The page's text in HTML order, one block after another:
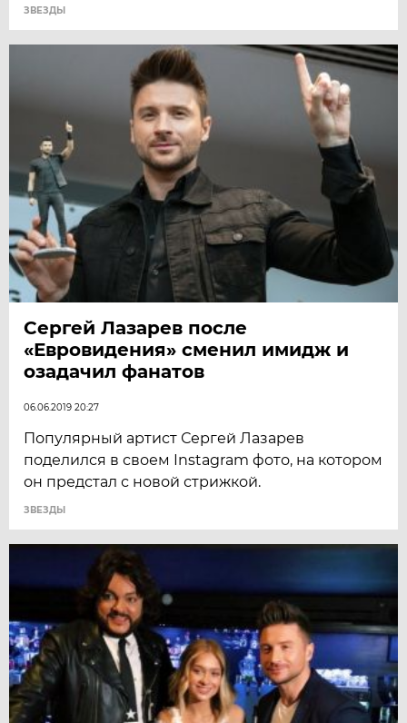
ЗВЕЗДЫ
Сергей Лазарев после
«Евровидения» сменил имидж и
озадачил фанатов
06.06.2019 20:27
Популярный артист Сергей Лазарев
поделился в своем Instagram фото, на котором
он предстал с новой стрижкой.
ЗВЕЗДЫ